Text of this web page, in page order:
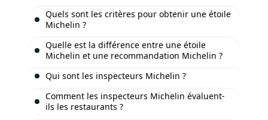
Quels sont les critères pour obtenir une étoile
Michelin ?
Quelle est la différence entre une étoile
Michelin et une recommandation Michelin ?
Qui sont les inspecteurs Michelin ?
Comment les inspecteurs Michelin évaluent-
ils les restaurants ?